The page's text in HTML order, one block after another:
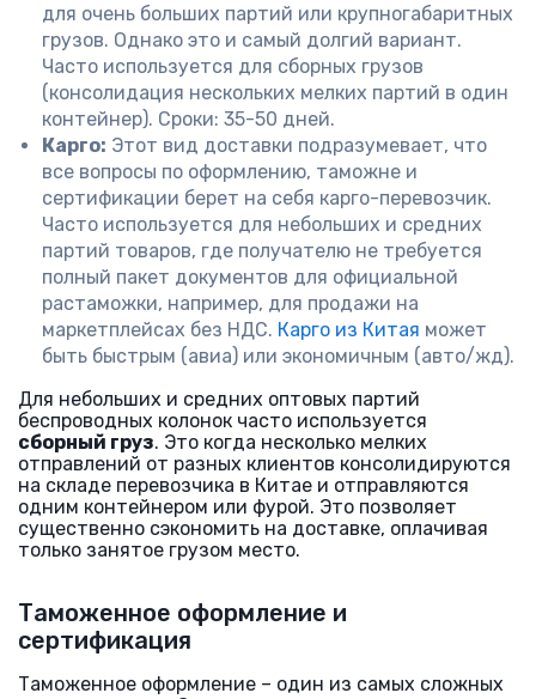
для очень больших партий или крупногабаритных
грузов. Однако это и самый долгий вариант.
Часто используется для сборных грузов
(консолидация нескольких мелких партий в один
контейнер). Сроки: 35-50 дней.
Карго: Этот вид доставки подразумевает, что
все вопросы по оформлению, таможне и
сертификации берет на себя карго-перевозчик.
Часто используется для небольших и средних
партий товаров, где получателю не требуется
полный пакет документов для официальной
растаможки, например, для продажи на
маркетплейсах без НДС. Карго из Китая может
быть быстрым (авиа) или экономичным (авто/жд).
Для небольших и средних оптовых партий
беспроводных колонок часто используется
сборный груз. Это когда несколько мелких
отправлений от разных клиентов консолидируются
на складе перевозчика в Китае и отправляются
одним контейнером или фурой. Это позволяет
существенно сэкономить на доставке, оплачивая
только занятое грузом место.
Таможенное оформление и
сертификация
Таможенное оформление – один из самых сложных